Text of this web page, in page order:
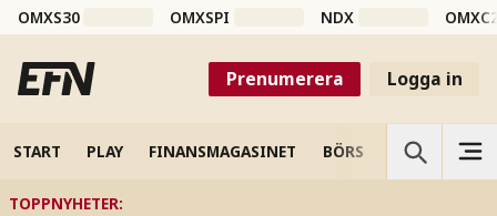
OMXS30 OMXSPI NDX
Prenumerera Logga in
START PLAY FINANSMAGASINET BÖRS VETENSKAP
TOPPNYHETER: